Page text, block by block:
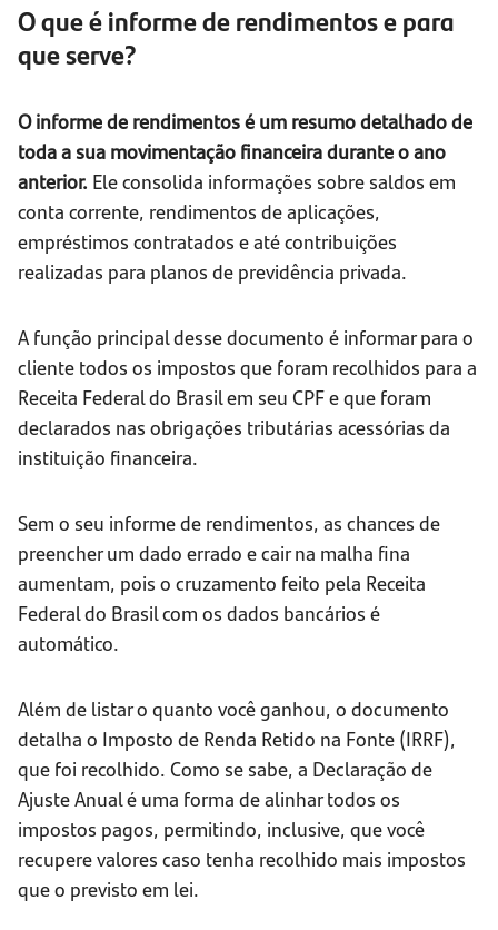
O que é informe de rendimentos e para
que serve?
O informe de rendimentos é um resumo detalhado de
toda a sua movimentação financeira durante o ano
anterior. Ele consolida informações sobre saldos em
conta corrente, rendimentos de aplicações,
empréstimos contratados e até contribuições
realizadas para planos de previdência privada.
A função principal desse documento é informar para o
cliente todos os impostos que foram recolhidos para a
Receita Federal do Brasil em seu CPF e que foram
declarados nas obrigações tributárias acessórias da
instituição financeira.
Sem o seu informe de rendimentos, as chances de
preencher um dado errado e cair na malha fina
aumentam, pois o cruzamento feito pela Receita
Federal do Brasil com os dados bancários é
automático.
Além de listar o quanto você ganhou, o documento
detalha o Imposto de Renda Retido na Fonte (IRRF),
que foi recolhido. Como se sabe, a Declaração de
Ajuste Anual é uma forma de alinhar todos os
impostos pagos, permitindo, inclusive, que você
recupere valores caso tenha recolhido mais impostos
que o previsto em lei.